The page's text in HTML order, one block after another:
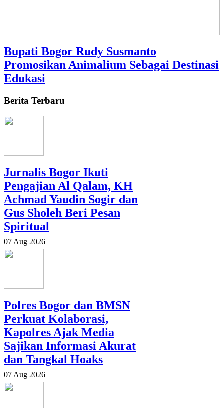
Bupati Bogor Rudy Susmanto
Promosikan Animalium Sebagai Destinasi
Edukasi
Berita Terbaru
Jurnalis Bogor Ikuti
Pengajian Al Qalam, KH
Achmad Yaudin Sogir dan
Gus Sholeh Beri Pesan
Spiritual
07 Aug 2026
Polres Bogor dan BMSN
Perkuat Kolaborasi,
Kapolres Ajak Media
Sajikan Informasi Akurat
dan Tangkal Hoaks
07 Aug 2026